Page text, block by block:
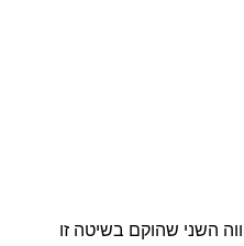
השני שהוקם בשיטה זו